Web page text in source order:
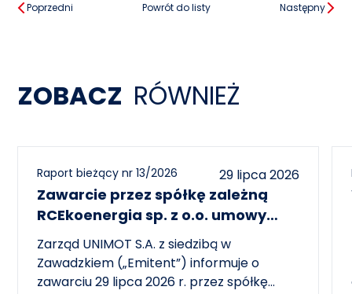
Poprzedni Powrót do listy Następny
ZOBACZ RÓWNIEŻ
Raport bieżący nr 13/2026 29 lipca 2026
Zawarcie przez spółkę zależną
RCEkoenergia sp. z o.o. umowy
wieloletniej na sprzedaż ciepła do
miasta Czechowice-Dziedzice
Zarząd UNIMOT S.A. z siedzibą w
Zawadzkiem („Emitent”) informuje o
zawarciu 29 lipca 2026 r. przez spółkę